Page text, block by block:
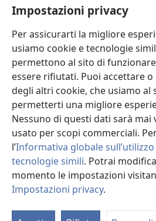
Impostazioni privacy
Per assicurarti la migliore
usiamo cookie e tecnologie
permettono al sito di
essere rifiutati. Puoi accettare
degli altri cookie, che usiamo al
permetterti una migliore
Nessuno di questi dati sarà mai
usato per scopi commerciali.
l’Informativa globale
tecnologie simili. Potrai
momento le impostazioni
Impostazioni privacy.
(apre
una
nuova
finestra)
BIBLIOTECA ONLINE Watchtower
(apre
una
nuova
finestra)
JW Hub
(apre
una
nuova
finestra)
JW Library
Watchtower Library®
Copyright© 2026 Watch Tower Bible and
CONDIZIONI D’USO
|